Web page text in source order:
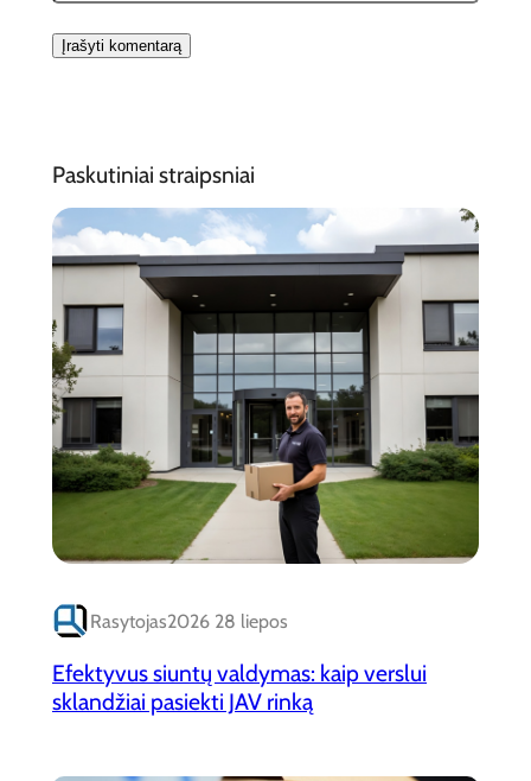
Paskutiniai straipsniai
Rasytojas2026 28 liepos
Efektyvus siuntų valdymas: kaip verslui
sklandžiai pasiekti JAV rinką